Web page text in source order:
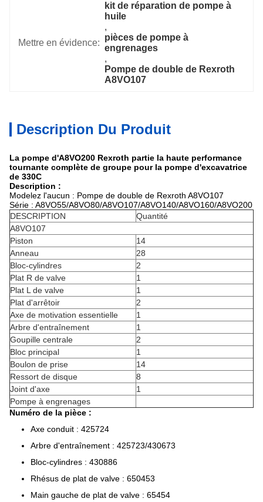
Mettre en évidence:
kit de réparation de pompe à
huile
,
pièces de pompe à
engrenages
,
Pompe de double de Rexroth
A8VO107
Description Du Produit
La pompe d'A8VO200 Rexroth partie la haute performance
tournante complète de groupe pour la pompe d'excavatrice
de 330C
Description :
Modelez l'aucun : Pompe de double de Rexroth A8VO107
Série : A8VO55/A8VO80/A8VO107/A8VO140/A8VO160/A8VO200
DESCRIPTION
Quantité
A8VO107
Piston
14
Anneau
28
Bloc-cylindres
2
Plat R de valve
1
Plat L de valve
1
Plat d'arrêtoir
2
Axe de motivation essentielle
1
Arbre d'entraînement
1
Goupille centrale
2
Bloc principal
1
Boulon de prise
14
Ressort de disque
8
Joint d'axe
1
Pompe à engrenages
Numéro de la pièce :
Axe conduit : 425724
Arbre d'entraînement : 425723/430673
Bloc-cylindres : 430886
Rhésus de plat de valve : 650453
Main gauche de plat de valve : 65454